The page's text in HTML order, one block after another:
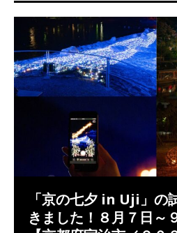
「京の七夕 in Uji」の
きました！８月７日～